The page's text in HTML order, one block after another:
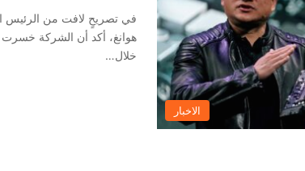
الاخبار
في تصريحٍ لافت من الرئيس
هوانغ، أكد أن الشركة
خلال…